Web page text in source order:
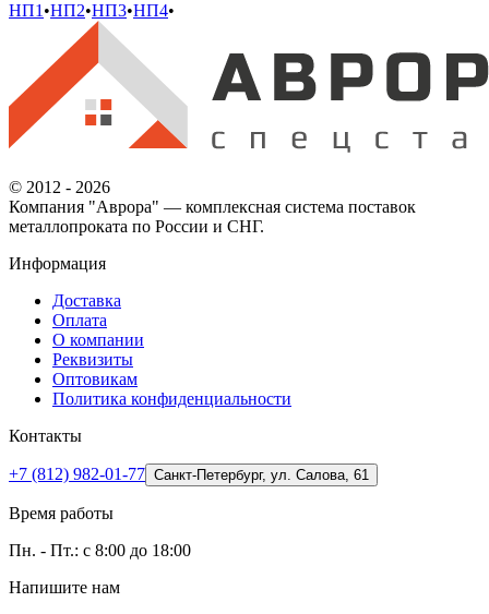
НП1•НП2•НП3•НП4•
© 2012 - 2026
Компания "Аврора" — комплексная система поставок
металлопроката по России и СНГ.
Информация
Доставка
Оплата
О компании
Реквизиты
Оптовикам
Политика конфиденциальности
Контакты
+7 (812) 982-01-77 Санкт-Петербург, ул. Салова, 61
Время работы
Пн. - Пт.: с 8:00 до 18:00
Напишите нам